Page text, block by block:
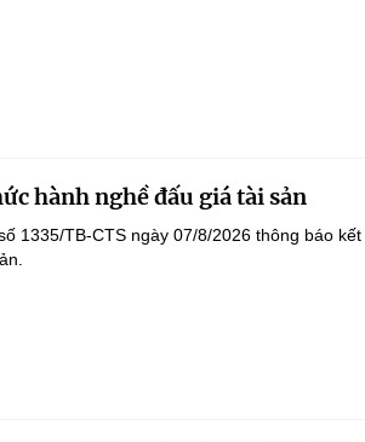
hành nghề đấu giá tài sản
1335/TB-CTS ngày 07/8/2026 thông báo kết